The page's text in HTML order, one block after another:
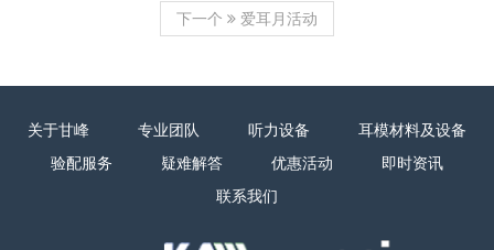
下一个 爱耳月活动
关于甘峰 专业团队 听力设备
耳模材料及设备
验配服务
疑难解答 优惠活动
即时资讯
联系我们